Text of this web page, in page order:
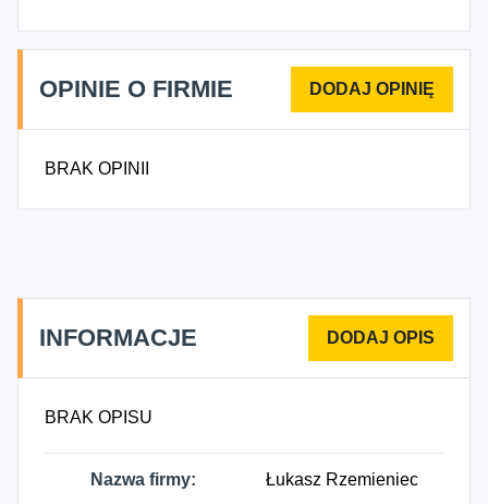
OPINIE O FIRMIE
BRAK OPINII
INFORMACJE
BRAK OPISU
Nazwa firmy: Łukasz Rzemieniec